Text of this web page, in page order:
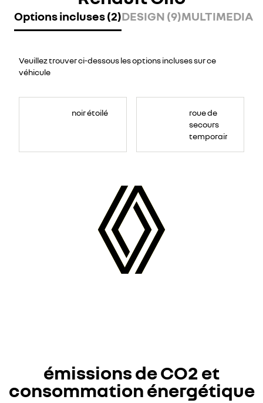
Options incluses (2)DESIGN (9)MULTIMEDIA
Veuillez trouver ci-dessous les options incluses sur ce
véhicule
noir étoilé
roue de
secours
temporaire
émissions de CO2 et
consommation énergétique